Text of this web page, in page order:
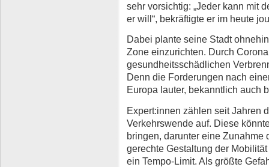
sehr vorsichtig: „Jeder kann mit
er will“, bekräftigte er im heute
Dabei plante seine Stadt
Zone einzurichten. Durch
gesundheitsschädlichen
Denn die Forderungen nach
Europa lauter, bekanntlich auch
Expert:innen zählen seit Jahren
Verkehrswende auf. Diese
bringen, darunter eine Zunahme
gerechte Gestaltung der
ein Tempo-Limit. Als größte